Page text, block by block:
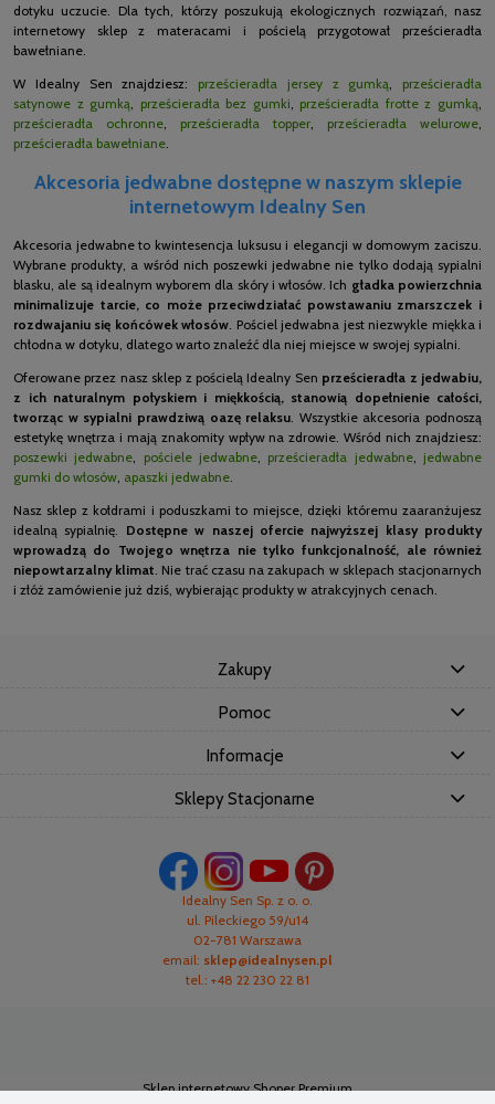
dotyku uczucie. Dla tych, którzy poszukują ekologicznych rozwiązań, nasz
internetowy sklep z materacami i pościelą przygotował prześcieradła
bawełniane.
W Idealny Sen znajdziesz: prześcieradła jersey z gumką
prześcieradła
satynowe z gumką
prześcieradła bez gumki prześcieradła frotte z gumką
prześcieradła ochronne
prześcieradła topper prześcieradła welurowe
prześcieradła bawełniane
Akcesoria jedwabne dostępne w naszym sklepie
internetowym Idealny Sen
Akcesoria jedwabne to kwintesencja luksusu i elegancji w domowym zaciszu.
Wybrane produkty, a wśród nich poszewki jedwabne nie tylko dodają sypialni
blasku, ale są idealnym wyborem dla skóry i włosów. Ich gładka powierzchnia
minimalizuje tarcie, co może przeciwdziałać powstawaniu zmarszczek i
rozdwajaniu się końcówek włosów . Pościel jedwabna jest niezwykle miękka i
chłodna w dotyku, dlatego warto znaleźć dla niej miejsce w swojej sypialni.
Oferowane przez nasz sklep z pościelą Idealny Sen prześcieradła z jedwabiu,
z ich naturalnym połyskiem i miękkością, stanowią dopełnienie całości,
tworząc w sypialni prawdziwą oazę relaksu . Wszystkie akcesoria podnoszą
estetykę wnętrza i mają znakomity wpływ na zdrowie. Wśród nich znajdziesz:
poszewki jedwabne
pościele jedwabne prześcieradła jedwabne, jedwabne
gumki do włosów apaszki jedwabne
Nasz sklep z kołdrami i poduszkami to miejsce, dzięki któremu zaaranżujesz
idealną sypialnię. Dostępne w naszej ofercie najwyższej klasy produkty
wprowadzą do Twojego wnętrza nie tylko funkcjonalność, ale również
niepowtarzalny klimat . Nie trać czasu na zakupach w sklepach stacjonarnych
i złóż zamówienie już dziś, wybierając produkty w atrakcyjnych cenach.
Zakupy
Pomoc
Informacje
Sklepy Stacjonarne
Idealny Sen Sp. z o. o.
ul. Pileckiego 59/u14
02-781 Warszawa
email: sklep@idealnysen.pl
tel.: +48 22 230 22 81
Sklep internetowy Shoper Premium